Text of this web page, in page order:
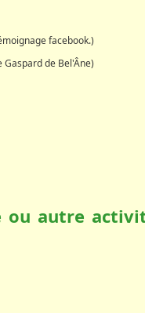
facebook.)
Gaspard de Bel'Âne)
ou autre